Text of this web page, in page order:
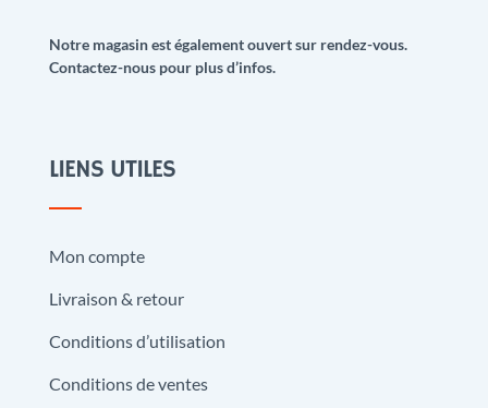
Notre magasin est également ouvert sur rendez-vous.
Contactez-nous pour plus d’infos.
LIENS UTILES
Mon compte
Livraison & retour
Conditions d’utilisation
Conditions de ventes